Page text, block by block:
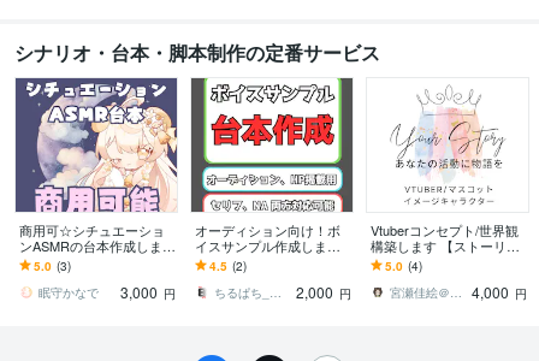
シナリオ・台本・脚本制作の定番サービス
商用可☆シチュエーショ
ンASMRの台本作成します
完全オリジナル原稿。耳
かき等お好みの施術、設
定に対応！
5.0 (3)
眠守かなで
3,000 円
オーディション向け！ボ
イスサンプル作成します
タレント経験のある作者
がオーディションやHP向
けの台本作成！
4.5 (2)
ちるぱち_声優・VTuber特化台本作成
2,000 円
Vtuberコンセプト/世界観
構築します 【ストーリー×
自分らしさ】で立絵と自
分を素敵に融合！
5.0 (4)
宮瀬佳絵＠Vtuber世界観／ノベライズ
4,000 円